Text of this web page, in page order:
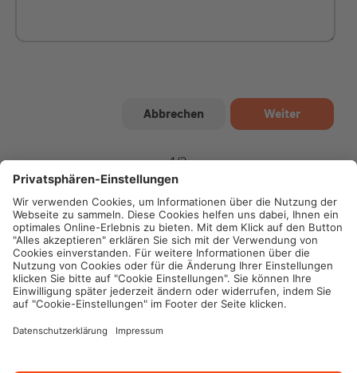
1/2
Impressum
Datenschutz
Cookie-Einstellungen